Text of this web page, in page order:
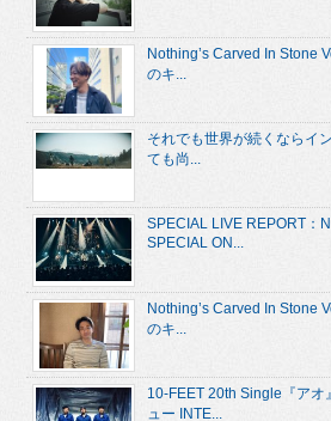
Nothing’s Carved In Stone
のキ...
それでも世界が続くならイ
ても尚...
SPECIAL LIVE REPORT：
SPECIAL ON...
Nothing’s Carved In Stone
のキ...
10-FEET 20th Single『アオ
ュー INTE...